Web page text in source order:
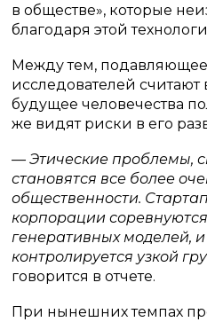
в обществе», которые
благодаря этой
Между тем,
исследователей
будущее человечества
же видят риски в его
— Этические проблемы,
становятся все более
общественности.
корпорации
генеративных моделей,
контролируется узкой
говорится в отчете.
При нынешних темпах